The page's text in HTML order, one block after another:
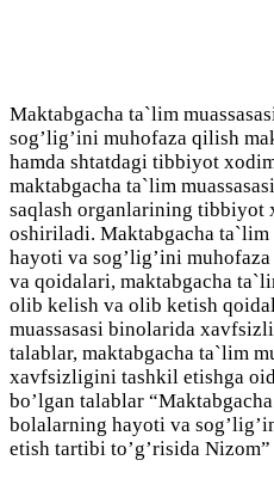
Maktabgacha ta`lim
sog’lig’ini muhofaza qilish
hamda shtatdagi tibbiyot
maktabgacha ta`lim
saqlash organlarining tibbiyot
oshiriladi. Maktabgacha ta`lim
hayoti va sog’lig’ini
va qoidalari, maktabgacha
olib kelish va olib ketish
muassasasi binolarida
talablar, maktabgacha ta`lim
xavfsizligini tashkil etishga
bo’lgan talablar
bolalarning hayoti va
etish tartibi to’g’risida